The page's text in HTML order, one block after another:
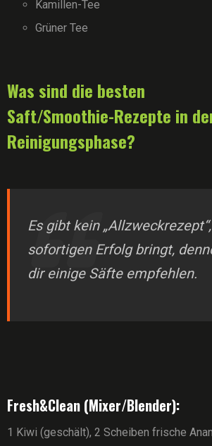
Kamillen-Tee
Grüner Tee
Was sind die besten
Saft/Smoothie-Rezepte in
Reinigungsphase?
Es gibt kein
sofortigen Erfolg bringt,
dir einige Säfte empfehlen.
Fresh&Clean (Mixer/Blender):
1 Kiwi (geschält), 2 Scheiben frische